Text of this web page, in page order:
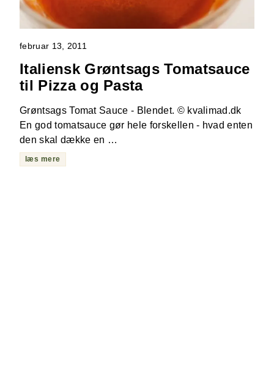
februar 13, 2011
Italiensk Grøntsags Tomatsauce
til Pizza og Pasta
Grøntsags Tomat Sauce - Blendet. © kvalimad.dk
En god tomatsauce gør hele forskellen - hvad enten
den skal dække en …
læs mere